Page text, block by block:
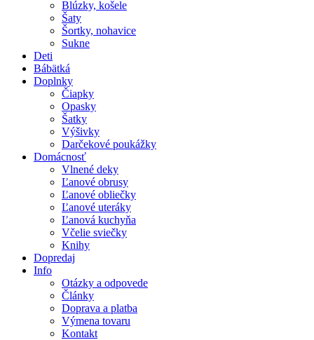
Blúzky, košele
Šaty
Šortky, nohavice
Sukne
Deti
Bábätká
Doplnky
Čiapky
Opasky
Šatky
Výšivky
Darčekové poukážky
Domácnosť
Vlnené deky
Ľanové obrusy
Ľanové obliečky
Ľanové uteráky
Ľanová kuchyňa
Včelie sviečky
Knihy
Dopredaj
Info
Otázky a odpovede
Články
Doprava a platba
Výmena tovaru
Kontakt